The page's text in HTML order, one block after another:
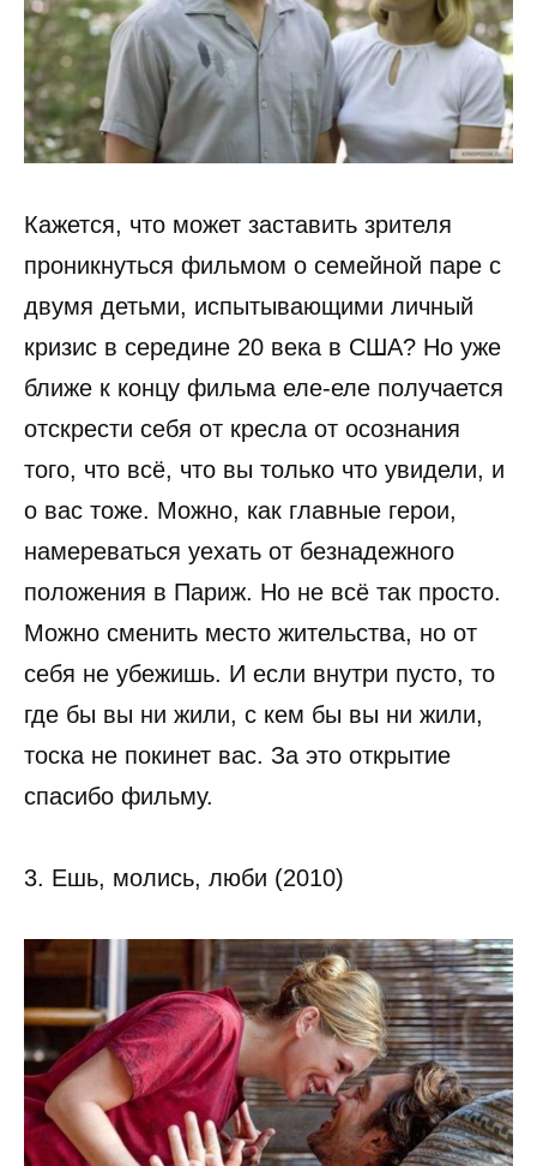
Кажется, что может заставить зрителя
проникнуться фильмом о семейной паре с
двумя детьми, испытывающими личный
кризис в середине 20 века в США? Но уже
ближе к концу фильма еле-еле получается
отскрести себя от кресла от осознания
того, что всё, что вы только что увидели, и
о вас тоже. Можно, как главные герои,
намереваться уехать от безнадежного
положения в Париж. Но не всё так просто.
Можно сменить место жительства, но от
себя не убежишь. И если внутри пусто, то
где бы вы ни жили, с кем бы вы ни жили,
тоска не покинет вас. За это открытие
спасибо фильму.
3. Ешь, молись, люби (2010)